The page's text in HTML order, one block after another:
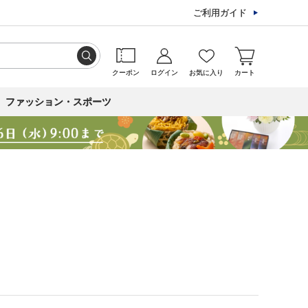
ご利用ガイド
クーポン ログイン お気に入り カート
ファッション・スポーツ